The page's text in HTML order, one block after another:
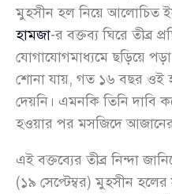
মুহসীন হল নিয়ে আলোচিত
হামজা-র বক্তব্য ঘিরে তীব্র
যোগাযোগমাধ্যমে ছড়িয়ে
শোনা যায়, গত ১৬ বছর ওই
দেয়নি। এমনকি তিনি দাবি
হওয়ার পর মসজিদে আজানের
এই বক্তব্যের তীব্র নিন্দা
(১৯ সেপ্টেম্বর) মুহসীন